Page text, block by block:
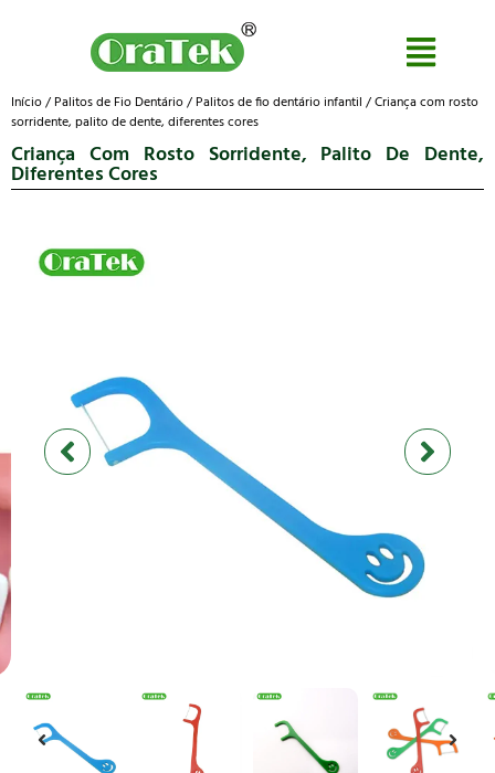
Início/ Palitos de Fio Dentário/ Palitos de fio dentário infantil / Criança com rosto
sorridente, palito de dente, diferentes cores
Criança Com Rosto Sorridente, Palito De Dente,
Diferentes Cores